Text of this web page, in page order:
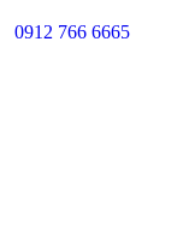
0912 766 6665